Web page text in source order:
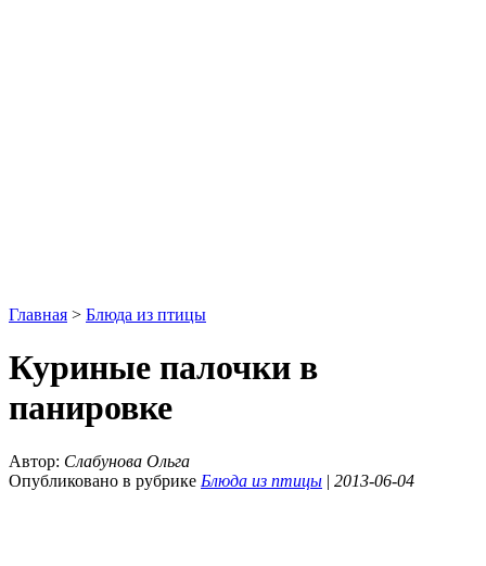
Главная > Блюда из птицы
Куриные палочки в
панировке
Автор: Слабунова Ольга
Опубликовано в рубрике Блюда из птицы | 2013-06-04